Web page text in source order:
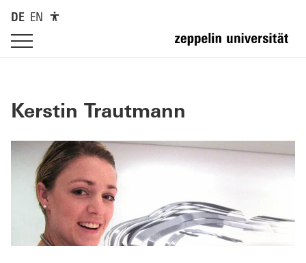
DE EN
Kerstin Trautmann